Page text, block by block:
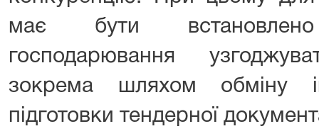
має бути
господарювання
зокрема шляхом обміну
підготовки тендерної